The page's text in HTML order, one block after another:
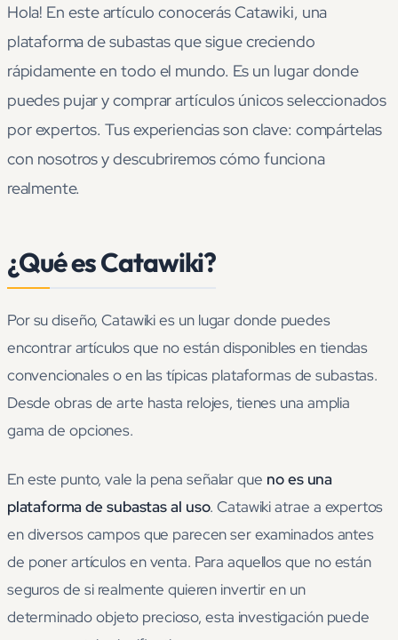
Hola! En este artículo conocerás Catawiki, una
plataforma de subastas que sigue creciendo
rápidamente en todo el mundo. Es un lugar donde
puedes pujar y comprar artículos únicos seleccionados
por expertos. Tus experiencias son clave: compártelas
con nosotros y descubriremos cómo funciona
realmente.
¿Qué es Catawiki?
Por su diseño, Catawiki es un lugar donde puedes
encontrar artículos que no están disponibles en tiendas
convencionales o en las típicas plataformas de subastas.
Desde obras de arte hasta relojes, tienes una amplia
gama de opciones.
En este punto, vale la pena señalar que no es una
plataforma de subastas al uso. Catawiki atrae a expertos
en diversos campos que parecen ser examinados antes
de poner artículos en venta. Para aquellos que no están
seguros de si realmente quieren invertir en un
determinado objeto precioso, esta investigación puede